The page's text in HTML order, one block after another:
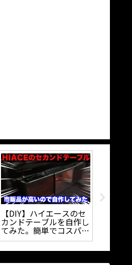
【DIY塗装】自動車のエ
ンブレムを外して自家塗
装してみた！！プロ級に
塗装できるの？？